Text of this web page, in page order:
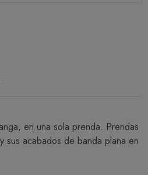
en una sola prenda. Prendas
sus acabados de banda plana en